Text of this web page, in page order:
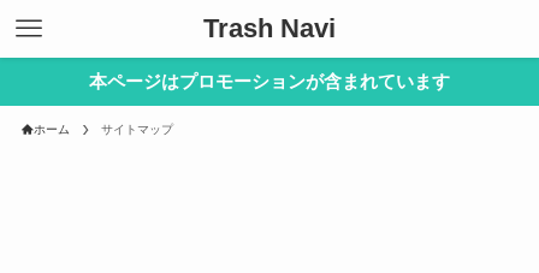
Trash Navi
本ページはプロモーションが含まれています
ホーム サイトマップ